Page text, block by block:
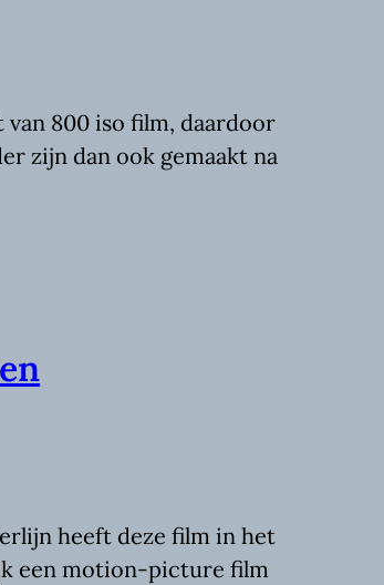
800 iso film, daardoor
zijn dan ook gemaakt na
heeft deze film in het
een motion-picture film